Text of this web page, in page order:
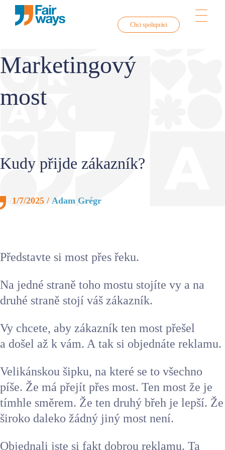
Home
Služby
Obsahový marketing
Reklama
Komunikace s médii
Konzultace
Blog
Chci spolupráci
Marketingový
most
Kudy přijde zákazník?
1/7/2025 / Adam Grégr
Představte si most přes řeku.
Na jedné straně toho mostu stojíte vy a na
druhé straně stojí váš zákazník.
Vy chcete, aby zákazník ten most přešel
a došel až k vám. A tak si objednáte reklamu.
Velikánskou šipku, na které se to všechno
píše. Že má přejít přes most. Ten most že je
tímhle směrem. Že ten druhý břeh je lepší. Že
široko daleko žádný jiný most není.
Objednali jste si fakt dobrou reklamu. Ta